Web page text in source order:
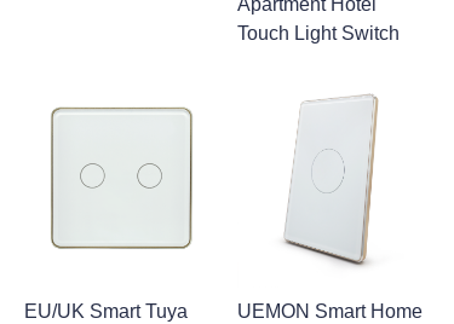
Apartment Hotel
Touch Light Switch
EU/UK Smart Tuya
UEMON Smart Home